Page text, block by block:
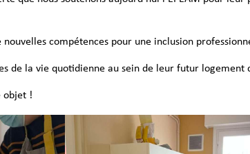
nouvelles compétences pour une inclusion
de la vie quotidienne au sein de leur futur
objet !